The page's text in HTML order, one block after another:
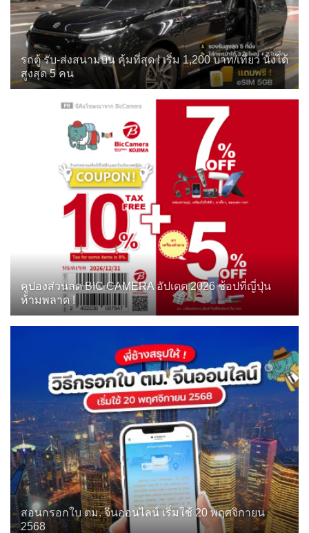
รถตู้ รับ-ส่งสนามบิน คุ้มที่สุด ! เริ่ม 1,200 บาท/เที่ยว นั่งได้
สูงสุด 5 คน
คูปองส่วนลด BIC CAMERA อัปเดต 2026 ช้อปที่ญี่ปุ่น
ห้ามพลาด !
สอนกรอกใบ ตม. จีนออนไลน์ เริ่มใช้ 20 พฤศจิกายน
2568